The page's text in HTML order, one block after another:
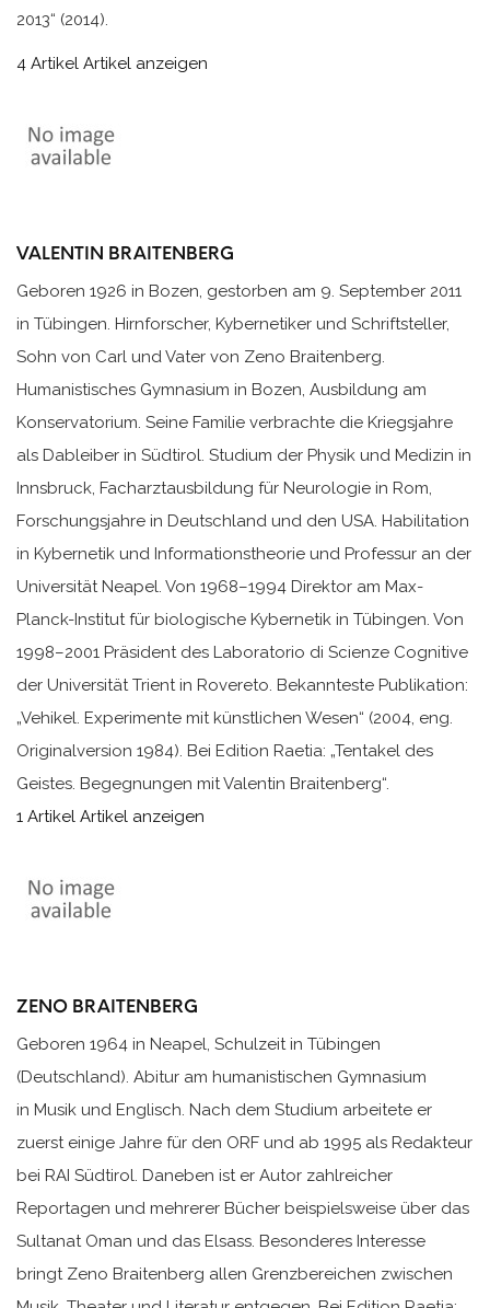
2013“ (2014).
4 Artikel Artikel anzeigen
VALENTIN BRAITENBERG
Geboren 1926 in Bozen, gestorben am 9. September 2011
in Tübingen. Hirnforscher, Kybernetiker und Schriftsteller,
Sohn von Carl und Vater von Zeno Braitenberg.
Humanistisches Gymnasium in Bozen, Ausbildung am
Konservatorium. Seine Familie verbrachte die Kriegsjahre
als Dableiber in Südtirol. Studium der Physik und Medizin in
Innsbruck, Facharztausbildung für Neurologie in Rom,
Forschungsjahre in Deutschland und den USA. Habilitation
in Kybernetik und Informationstheorie und Professur an der
Universität Neapel. Von 1968–1994 Direktor am Max-
Planck-Institut für biologische Kybernetik in Tübingen. Von
1998–2001 Präsident des Laboratorio di Scienze Cognitive
der Universität Trient in Rovereto. Bekannteste Publikation:
„Vehikel. Experimente mit künstlichen Wesen“ (2004, eng.
Originalversion 1984). Bei Edition Raetia: „Tentakel des
Geistes. Begegnungen mit Valentin Braitenberg“.
1 Artikel Artikel anzeigen
ZENO BRAITENBERG
Geboren 1964 in Neapel, Schulzeit in Tübingen
(Deutschland). Abitur am humanistischen Gymnasium
in Musik und Englisch. Nach dem Studium arbeitete er
zuerst einige Jahre für den ORF und ab 1995 als Redakteur
bei RAI Südtirol. Daneben ist er Autor zahlreicher
Reportagen und mehrerer Bücher beispielsweise über das
Sultanat Oman und das Elsass. Besonderes Interesse
bringt Zeno Braitenberg allen Grenzbereichen zwischen